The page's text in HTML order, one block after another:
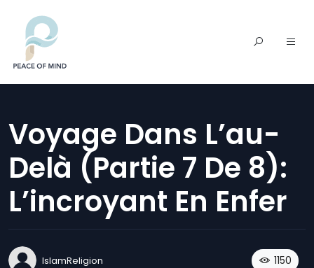
Voyage Dans L’au-
Delà (partie 7 De 8):
L’incroyant En Enfer
IslamReligion 1150